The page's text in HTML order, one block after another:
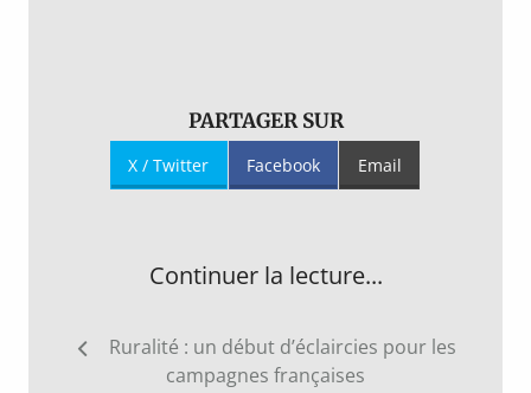
PARTAGER SUR
X / Twitter Facebook Email
Continuer la lecture...
Navigation
de
Ruralité : un début d’éclaircies pour les
campagnes françaises